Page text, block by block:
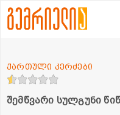
შემწვარი სულგუნი
ქართული კერძები